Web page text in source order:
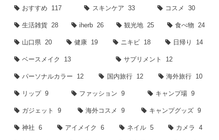
おすすめ 117 スキンケア 33 コスメ 30
生活雑貨 28 iherb 26 観光地 25 食べ物 24
山口県 20 健康 19 ニキビ 18 日帰り 14
ベースメイク 13 サプリメント 12
パーソナルカラー 12 国内旅行 12 海外旅行 10
リップ 9 ファッション 9 キャンプ場 9
ガジェット 9 海外コスメ 9 キャンプグッズ 9
神社 6 アイメイク 6 ネイル 5 カメラ 4